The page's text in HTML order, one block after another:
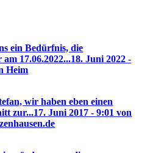
ein Bedürfnis, die
17.06.2022...18. Juni 2022 -
Heim
wir haben eben einen
zur...17. Juni 2017 - 9:01 von